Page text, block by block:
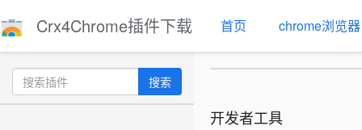
Crx4Chrome插件下载 首页 chrome浏览器
搜索
开发者工具